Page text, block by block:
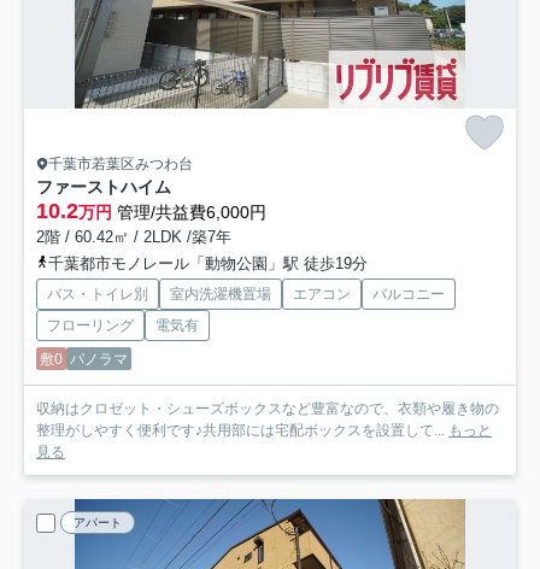
千葉市若葉区みつわ台
ファーストハイム
10.2万円 管理/共益費6,000円
2階 / 60.42㎡ / 2LDK /築7年
千葉都市モノレール「動物公園」駅 徒歩19分
バス・トイレ別 室内洗濯機置場 エアコン
バルコニー
フローリング
電気有
敷0 パノラマ
収納はクロゼット・シューズボックスなど豊富なので、衣類や履き物の
整理がしやすく便利です♪共用部には宅配ボックスを設置して... もっと
見る
アパート